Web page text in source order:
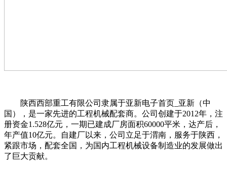
陕西西部重工有限公司隶属于亚新电子首页_亚新（中
国），是一家先进的工程机械配套商。公司创建于2012年，注
册资金1.528亿元，一期已建成厂房面积60000平米，达产后，
年产值10亿元。自建厂以来，公司立足于渭南，服务于陕西，
紧跟市场，配套全国，为国内工程机械设备制造业的发展做出
了巨大贡献。